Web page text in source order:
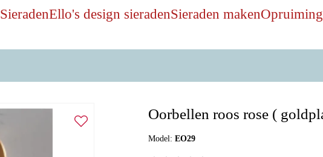
SieradenEllo's design sieradenSieraden makenOpruiming
Oorbellen roos rose (
Model:EO29